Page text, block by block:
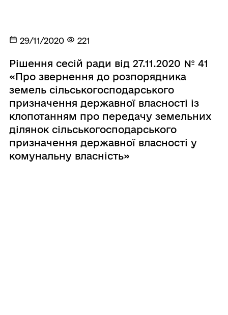
29/11/2020 221
Рішення сесій ради від 27.11.2020 № 41
«Про звернення до розпорядника
земель сільськогосподарського
призначення державної власності із
клопотанням про передачу земельних
ділянок сільськогосподарського
призначення державної власності у
комунальну власність»